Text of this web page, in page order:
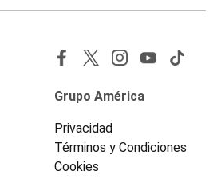
Grupo América
Privacidad
Términos y Condiciones
Cookies